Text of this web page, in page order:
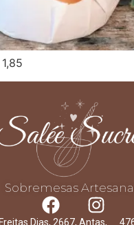
Sobremesas
Dias, 2667, Antas,